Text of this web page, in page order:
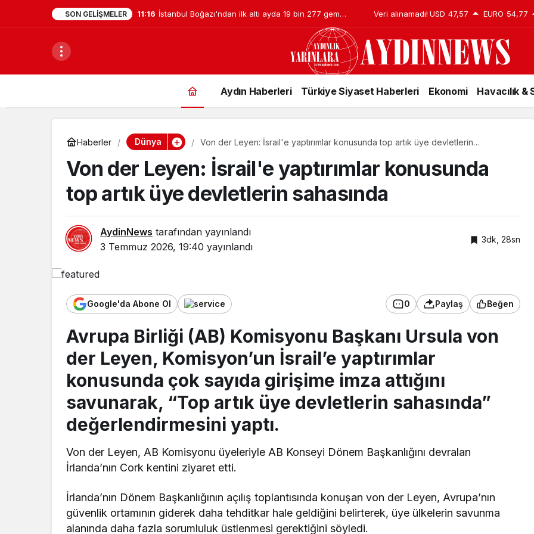
SON GELIŞMELER 11:16 İstanbul Boğazı'ndan ilk altı ayda 19 bin 277 gemi Veri alınamadı! USD 47,57 EURO 54,77
Aydın Haberleri Türkiye Siyaset Haberleri Ekonomi Havacılık &
Haberler Dünya
Von der Leyen: İsrail'e yaptırımlar konusunda top artık üye devletlerin
Von der Leyen: İsrail'e yaptırımlar konusunda
top artık üye devletlerin sahasında
AydinNews tarafından yayınlandı
3 Temmuz 2026, 19:40 yayınlandı
3dk, 28sn
Google'da Abone Ol 0 Paylaş Beğen
Avrupa Birliği (AB) Komisyonu Başkanı Ursula von
der Leyen, Komisyon’un İsrail’e yaptırımlar
konusunda çok sayıda girişime imza attığını
savunarak, “Top artık üye devletlerin sahasında”
değerlendirmesini yaptı.
Von der Leyen, AB Komisyonu üyeleriyle AB Konseyi Dönem Başkanlığını devralan
İrlanda’nın Cork kentini ziyaret etti.
İrlanda’nın Dönem Başkanlığının açılış toplantısında konuşan von der Leyen, Avrupa’nın
güvenlik ortamının giderek daha tehditkar hale geldiğini belirterek, üye ülkelerin savunma
alanında daha fazla sorumluluk üstlenmesi gerektiğini söyledi.